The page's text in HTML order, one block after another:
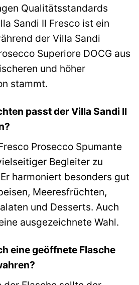
Qualitätsstandards
Sandi Il Fresco ist ein
der Villa Sandi
Superiore DOCG aus
und höher
stammt.
passt der Villa Sandi Il
Prosecco Spumante
Begleiter zu
harmoniert besonders gut
Meeresfrüchten,
und Desserts. Auch
ausgezeichnete Wahl.
eine geöffnete Flasche